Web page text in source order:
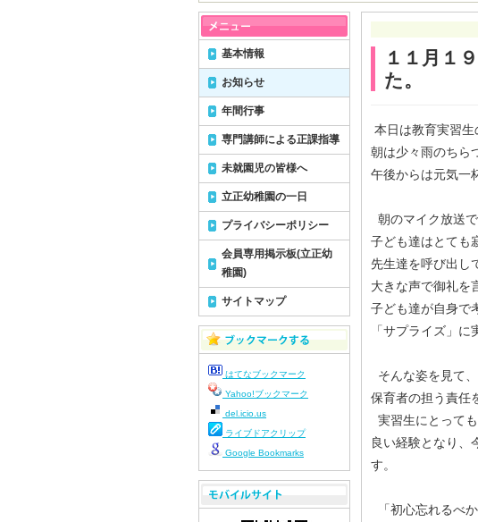
１１月１
た。
本日は教育実習生
朝は少々雨のちら
午後からは元気一
朝のマイク放送
子ども達はとても
先生達を呼び出し
大きな声で御礼を
子ども達が自身で
「サプライズ」に
そんな姿を見て
保育者の担う責任
実習生にとっても
良い経験となり、
す。
「初心忘れるべか
基本情報
お知らせ
年間行事
専門講師による正課指導
未就園児の皆様へ
立正幼稚園の一日
プライバシーポリシー
会員専用掲示板(立正幼
稚園)
サイトマップ
はてなブックマーク
Yahoo!ブックマーク
del.icio.us
ライブドアクリップ
Google Bookmarks